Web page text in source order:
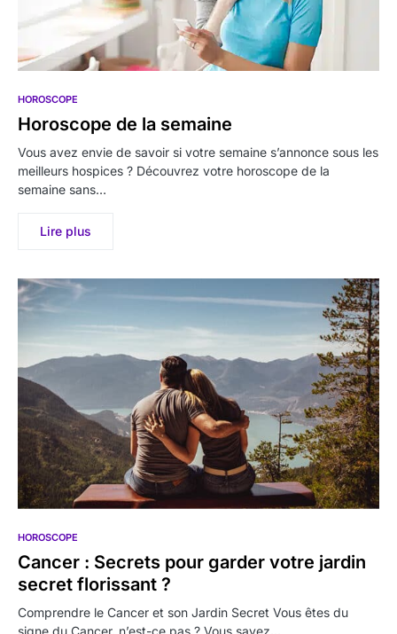
HOROSCOPE
Horoscope de la semaine
Vous avez envie de savoir si votre semaine s’annonce sous les
meilleurs hospices ? Découvrez votre horoscope de la
semaine sans…
Lire plus
HOROSCOPE
Cancer : Secrets pour garder votre jardin
secret florissant ?
Comprendre le Cancer et son Jardin Secret Vous êtes du
signe du Cancer, n’est-ce pas ? Vous savez…